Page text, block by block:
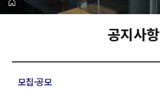
공지사항
모집·공모